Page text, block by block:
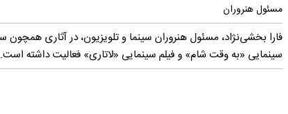
مسئول هنروران
سینمایی «به وقت شام» و فیلم سینمایی «لاتاری» فعالیت داشته است.